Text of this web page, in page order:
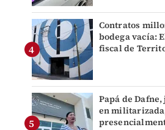
Contratos
bodega vacía:
fiscal de
Papá de
en